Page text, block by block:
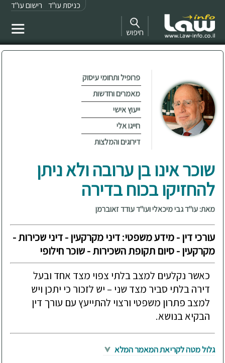
כניסת עו"ד רישום עו"ד
חיפוש
פרופיל ותחומי עיסוק
מאמרים וחדשות
ייעוץ אישי
חייגו אלי
דירוגים והמלצות
שוכר אינו בן ערובה ולא ניתן
להחזיקו בכוח בדירה
מאת: עו"ד גבי מיכאלי ועו"ד עודד זאוברמן
עורכי דין - מידע משפטי: דיני מקרקעין - דיני שכירות -
מקרקעין - סיום תקופת השכירות - שוכר חילופי
כאשר נקלעים למצב בלתי צפוי מצד אחד ובעל
דירה בלתי סביר מצד שני – יש לזכור כי יתכן ויש
למצב פתרון משפטי ורצוי להתייעץ עם עורך דין
הבקיא בנושא.
גלול מטה לקריאת המאמר המלא